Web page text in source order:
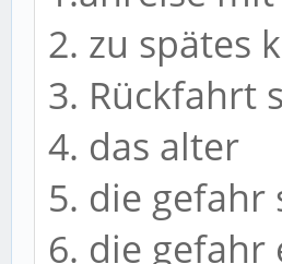
2. zu spätes
3. Rückfahrt
4. das alter
5. die gefahr
6. die